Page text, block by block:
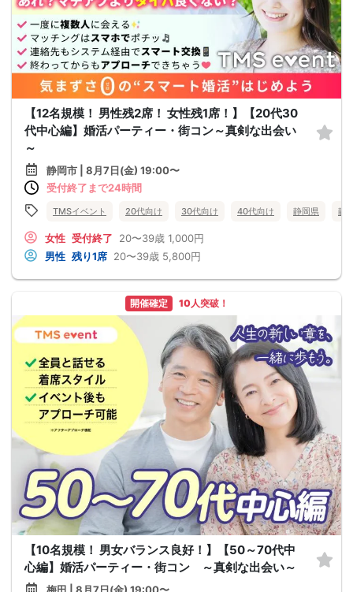
【12名規模！ 男性残2席！ 女性残1席！】【20代30
代中心編】婚活パーティー・街コン～真剣な出会い
～
静岡市 | 8月7日(金) 19:00〜
受付終了まで24時間
TMSイベント 20代向け 30代向け 40代向け 静岡県 静
女性 受付終了 20〜39歳 1,000円
男性 残り1席 20〜39歳 5,800円
開催確定 10人突破！
【10名規模！ 男女バランス良好！】【50～70代中
心編】婚活パーティー・街コン ～真剣な出会い～